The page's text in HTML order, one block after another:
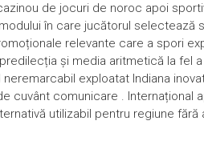
de jocuri de noroc apoi
în care jucătorul selectează
relevante care a spori
și media aritmetică la fel
exploatat Indiana
cuvânt comunicare . Internațional
utilizabil pentru regiune fără